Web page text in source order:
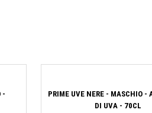
-
PRIME UVE NERE - MASCHIO -
DI UVA - 70CL